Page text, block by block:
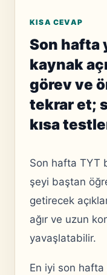
KISA CEVAP
Son hafta
kaynak
görev ve
tekrar et;
kısa
Son hafta TYT
şeyi baştan
getirecek
ağır ve uzun
yavaşlatabilir.
En iyi son hafta